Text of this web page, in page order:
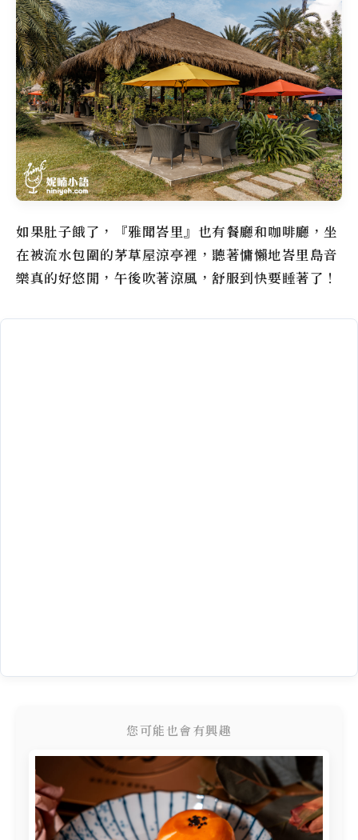
如果肚子餓了，『雅聞峇里』也有餐廳和咖啡廳，坐
在被流水包圍的茅草屋涼亭裡，聽著慵懶地峇里島音
樂真的好悠閒，午後吹著涼風，舒服到快要睡著了！
您可能也會有興趣